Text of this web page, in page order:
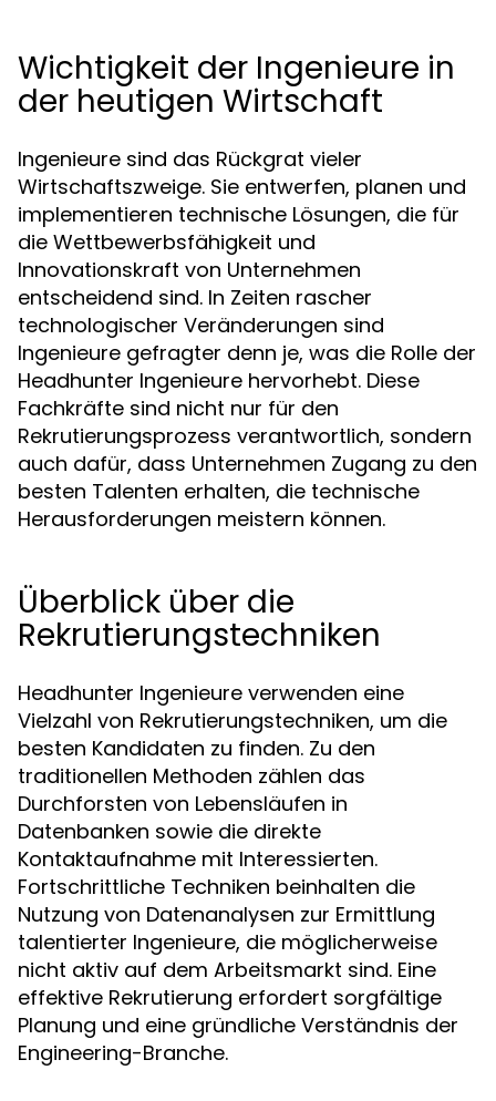
Wichtigkeit der Ingenieure in
der heutigen Wirtschaft
Ingenieure sind das Rückgrat vieler
Wirtschaftszweige. Sie entwerfen, planen und
implementieren technische Lösungen, die für
die Wettbewerbsfähigkeit und
Innovationskraft von Unternehmen
entscheidend sind. In Zeiten rascher
technologischer Veränderungen sind
Ingenieure gefragter denn je, was die Rolle der
Headhunter Ingenieure hervorhebt. Diese
Fachkräfte sind nicht nur für den
Rekrutierungsprozess verantwortlich, sondern
auch dafür, dass Unternehmen Zugang zu den
besten Talenten erhalten, die technische
Herausforderungen meistern können.
Überblick über die
Rekrutierungstechniken
Headhunter Ingenieure verwenden eine
Vielzahl von Rekrutierungstechniken, um die
besten Kandidaten zu finden. Zu den
traditionellen Methoden zählen das
Durchforsten von Lebensläufen in
Datenbanken sowie die direkte
Kontaktaufnahme mit Interessierten.
Fortschrittliche Techniken beinhalten die
Nutzung von Datenanalysen zur Ermittlung
talentierter Ingenieure, die möglicherweise
nicht aktiv auf dem Arbeitsmarkt sind. Eine
effektive Rekrutierung erfordert sorgfältige
Planung und eine gründliche Verständnis der
Engineering-Branche.